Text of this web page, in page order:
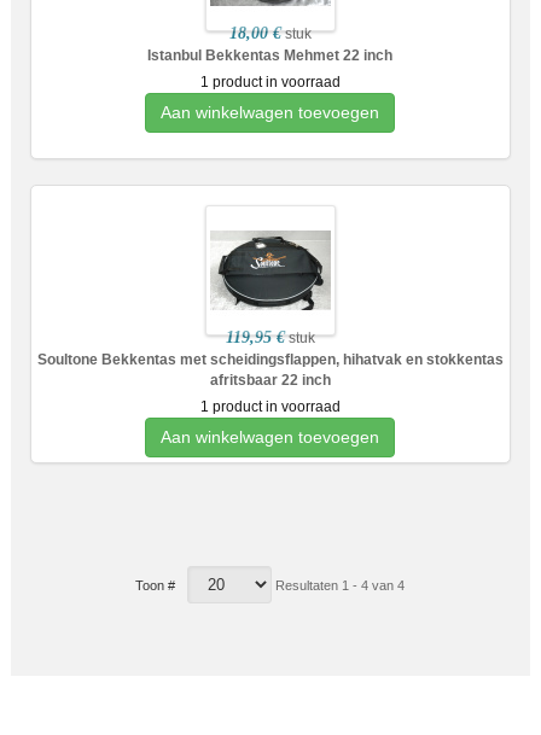
18,00 € stuk
Istanbul Bekkentas Mehmet 22 inch
1 product in voorraad
Aan winkelwagen toevoegen
119,95 € stuk
Soultone Bekkentas met scheidingsflappen, hihatvak en stokkentas
afritsbaar 22 inch
1 product in voorraad
Aan winkelwagen toevoegen
Toon # Resultaten 1 - 4 van 4